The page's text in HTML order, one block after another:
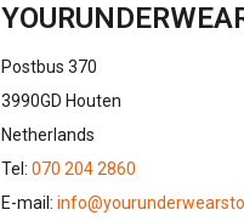
Postbus 370
3990GD Houten
Netherlands
Tel: 070 204 2860
E-mail: